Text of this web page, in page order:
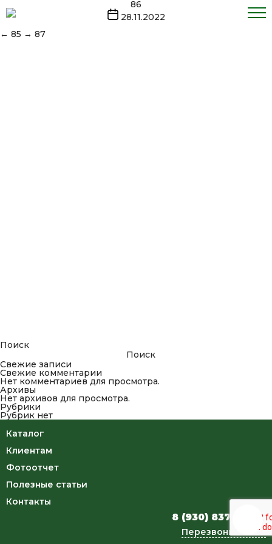
содержимому
86
Дата
записи
28.11.2022
← 85 → 87
Поиск
Поиск
Свежие записи
Свежие комментарии
Нет комментариев для просмотра.
Архивы
Нет архивов для просмотра.
Рубрики
Рубрик нет
Каталог
Клиентам
Фотоотчет
Полезные статьи
Контакты
8 (930) 837-34-46
Перезвоните мне